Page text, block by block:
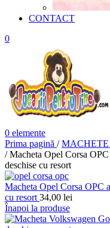
CONTACT
0
0 elemente
Prima pagină /
/ Macheta Opel Corsa
deschise cu resort
Macheta Opel Corsa OPC
cu resort 34,00 lei
Înapoi la produse